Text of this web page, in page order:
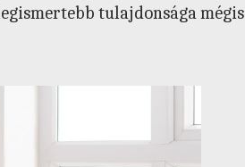
tulajdonsága